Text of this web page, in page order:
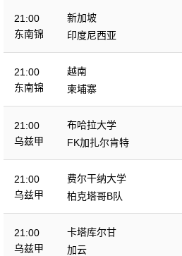
21:00
东南锦
新加坡
印度尼西亚
21:00
东南锦
越南
柬埔寨
21:00
乌兹甲
布哈拉大学
FK加扎尔肯特
21:00
乌兹甲
费尔干纳大学
柏克塔哥B队
21:00
乌兹甲
卡塔库尔甘
加云